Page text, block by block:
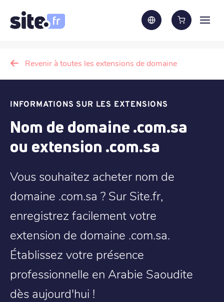
Revenir à toutes les extensions de domaine
INFORMATIONS SUR LES EXTENSIONS
Nom de domaine .com.sa
ou extension .com.sa
Vous souhaitez acheter nom de
domaine .com.sa ? Sur Site.fr,
enregistrez facilement votre
extension de domaine .com.sa.
Établissez votre présence
professionnelle en Arabie Saoudite
dès aujourd'hui !